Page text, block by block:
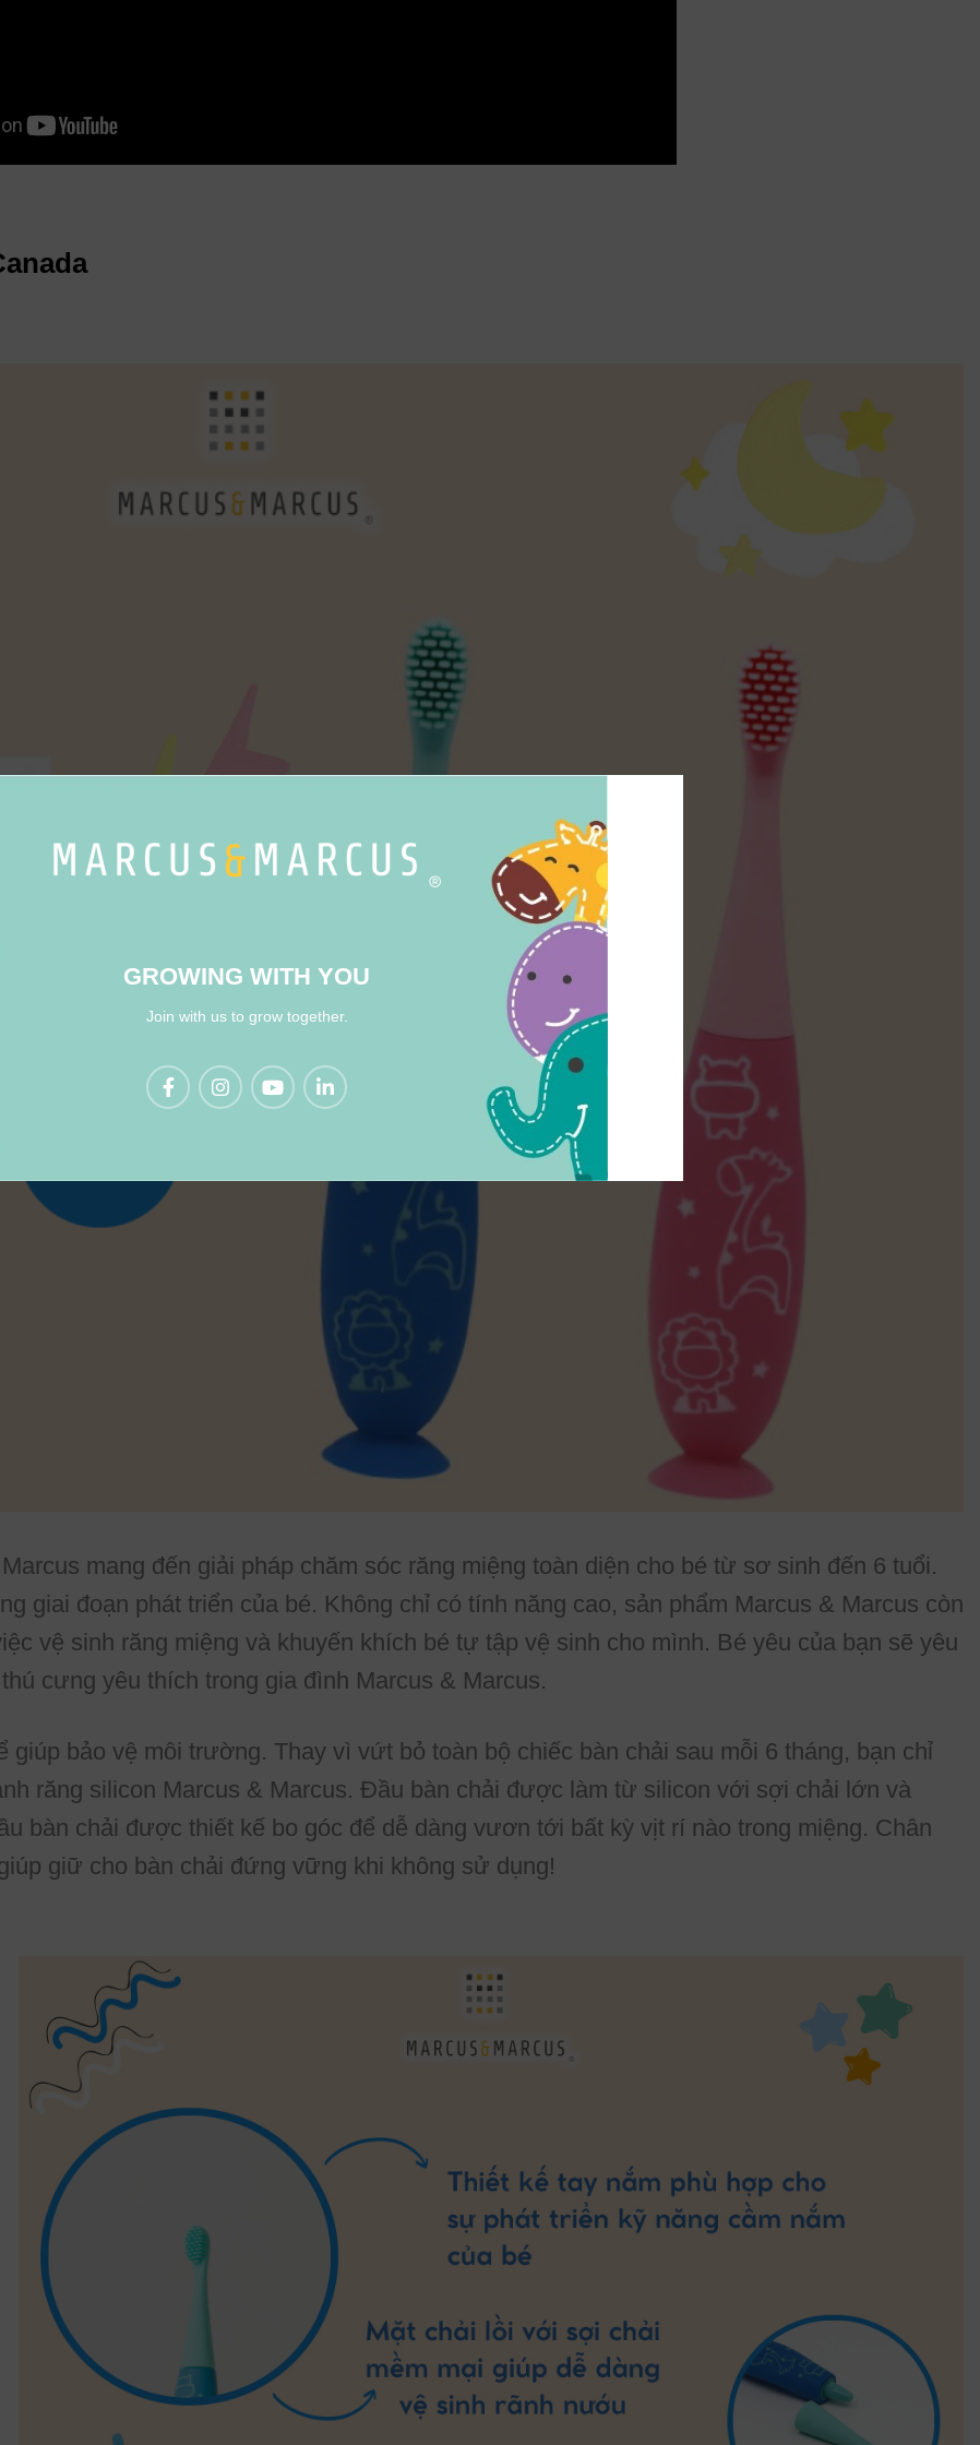
GROWING WITH YOU
Join with us to grow together.
mang đến giải pháp chăm sóc răng miệng toàn diện cho bé từ sơ sinh đến 6 tuổi.
giai đoạn phát triển của bé. Không chỉ có tính năng cao, sản phẩm Marcus & Marcus còn
vệ sinh răng miệng và khuyến khích bé tự tập vệ sinh cho mình. Bé yêu của bạn sẽ yêu
cưng yêu thích trong gia đình Marcus & Marcus.
bảo vệ môi trường. Thay vì vứt bỏ toàn bộ chiếc bàn chải sau mỗi 6 tháng, bạn chỉ
răng silicon Marcus & Marcus. Đầu bàn chải được làm từ silicon với sợi chải lớn và
bàn chải được thiết kế bo góc để dễ dàng vươn tới bất kỳ vịt rí nào trong miệng. Chân
giữ cho bàn chải đứng vững khi không sử dụng!